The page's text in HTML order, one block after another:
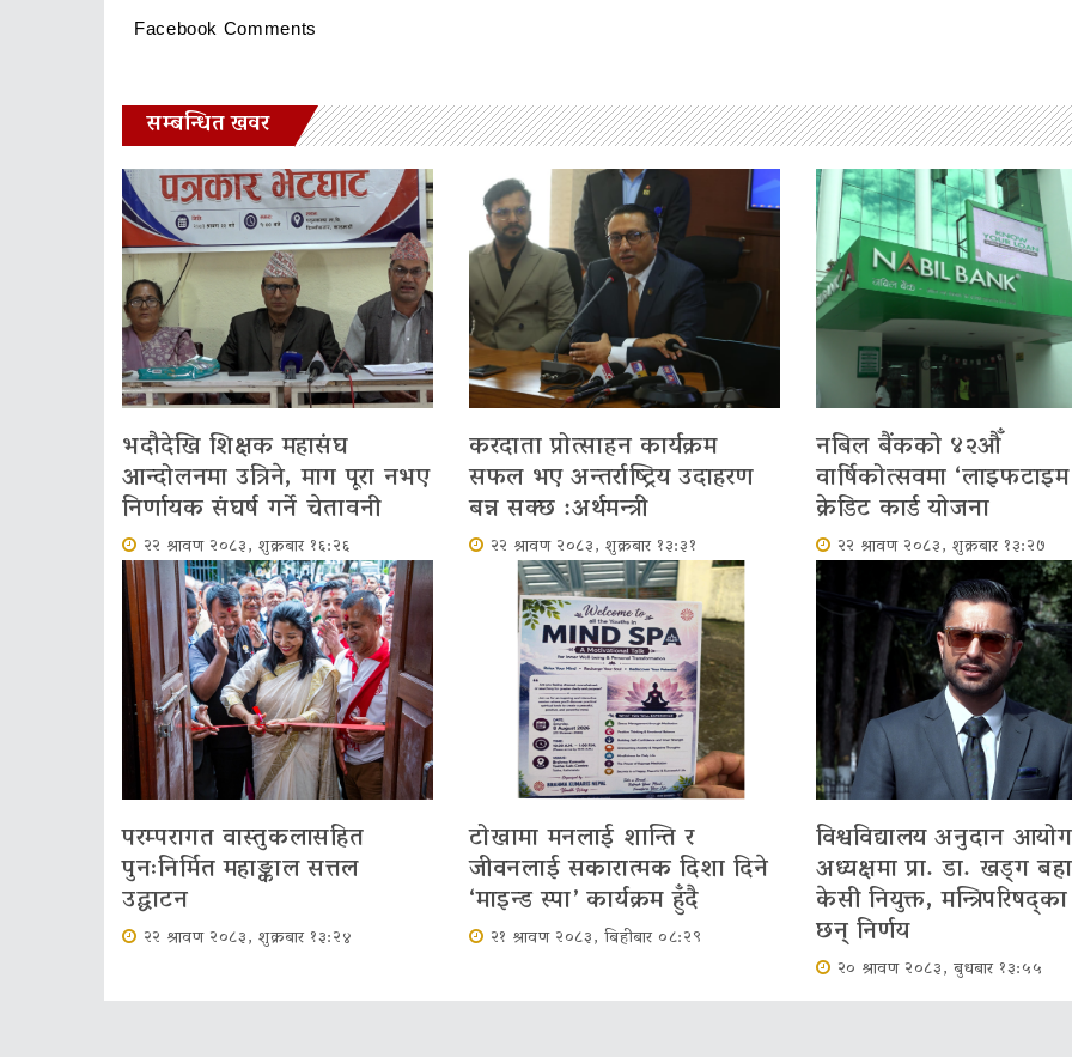
Facebook Comments
सम्बन्धित खवर
भदौदेखि शिक्षक महासंघ
आन्दोलनमा उत्रिने, माग पूरा नभए
निर्णायक संघर्ष गर्ने चेतावनी
२२ श्रावण २०८३, शुक्रबार १६:२६
करदाता प्रोत्साहन कार्यक्रम
सफल भए अन्तर्राष्ट्रिय उदाहरण
बन्न सक्छ :अर्थमन्त्री
२२ श्रावण २०८३, शुक्रबार १३:३१
नबिल बैंकको ४२औँ
वार्षिकोत्सवमा ‘लाइफटाइम
क्रेडिट कार्ड योजना
२२ श्रावण २०८३, शुक्रबार १३:२७
परम्परागत वास्तुकलासहित
पुनःनिर्मित महाङ्काल सत्तल
उद्घाटन
२२ श्रावण २०८३, शुक्रबार १३:२४
टोखामा मनलाई शान्ति र
जीवनलाई सकारात्मक दिशा दिने
‘माइन्ड स्पा’ कार्यक्रम हुँदै
२१ श्रावण २०८३, बिहीबार ०८:२९
विश्वविद्यालय अनुदान
अध्यक्षमा प्रा. डा. खड्ग
केसी नियुक्त,
छन् निर्णय
२० श्रावण २०८३, बुधबार १३:५५